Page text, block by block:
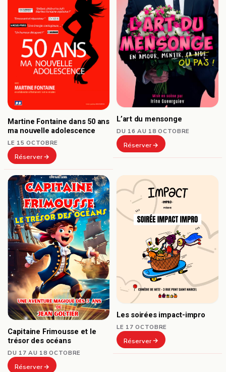
Martine Fontaine dans 50 ans
ma nouvelle adolescence
LE 15 OCTOBRE
Réserver
L’art du mensonge
DU 16 AU 18 OCTOBRE
Réserver
Capitaine Frimousse et le
trésor des océans
DU 17 AU 18 OCTOBRE
Réserver
Les soirées impact-impro
LE 17 OCTOBRE
Réserver